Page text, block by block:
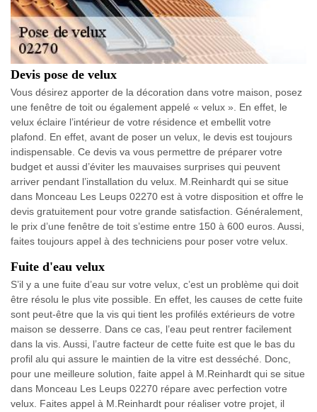
Devis pose de velux
Vous désirez apporter de la décoration dans votre maison, posez
une fenêtre de toit ou également appelé « velux ». En effet, le
velux éclaire l’intérieur de votre résidence et embellit votre
plafond. En effet, avant de poser un velux, le devis est toujours
indispensable. Ce devis va vous permettre de préparer votre
budget et aussi d’éviter les mauvaises surprises qui peuvent
arriver pendant l’installation du velux. M.Reinhardt qui se situe
dans Monceau Les Leups 02270 est à votre disposition et offre le
devis gratuitement pour votre grande satisfaction. Généralement,
le prix d’une fenêtre de toit s’estime entre 150 à 600 euros. Aussi,
faites toujours appel à des techniciens pour poser votre velux.
Fuite d'eau velux
S’il y a une fuite d’eau sur votre velux, c’est un problème qui doit
être résolu le plus vite possible. En effet, les causes de cette fuite
sont peut-être que la vis qui tient les profilés extérieurs de votre
maison se desserre. Dans ce cas, l’eau peut rentrer facilement
dans la vis. Aussi, l’autre facteur de cette fuite est que le bas du
profil alu qui assure le maintien de la vitre est desséché. Donc,
pour une meilleure solution, faite appel à M.Reinhardt qui se situe
dans Monceau Les Leups 02270 répare avec perfection votre
velux. Faites appel à M.Reinhardt pour réaliser votre projet, il